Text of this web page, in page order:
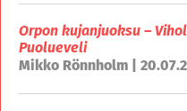
Orpon kujanjuoksu –
Puolueveli
Mikko Rönnholm |